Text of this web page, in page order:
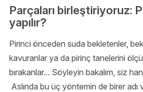
Parçaları birleştiriyoruz:
yapılır?
Pirinci önceden suda bekletenler,
kavuranlar ya da pirinç tanelerini
bırakanlar... Söyleyin bakalım, siz
Aslında bu üç yöntemin de birer adı